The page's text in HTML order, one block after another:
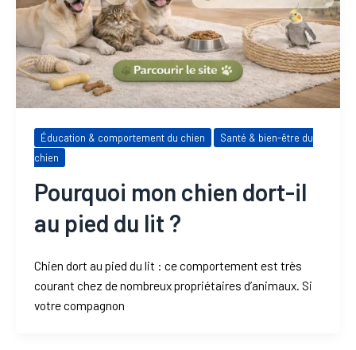
Éducation & comportement du chien
Santé & bien-être du
chien
Pourquoi mon chien dort-il
au pied du lit ?
Chien dort au pied du lit : ce comportement est très
courant chez de nombreux propriétaires d’animaux. Si
votre compagnon